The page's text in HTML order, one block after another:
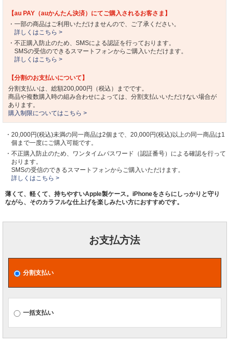
【au PAY（auかんたん決済）にてご購入されるお客さま】
・一部の商品はご利用いただけませんので、ご了承ください。
詳しくはこちら >
・不正購入防止のため、SMSによる認証を行っております。
SMSの受信のできるスマートフォンからご購入いただけます。
詳しくはこちら >
【分割のお支払いについて】
分割支払いは、総額200,000円（税込）までです。
商品や複数購入時の組み合わせによっては、分割支払いいただけない場合が
あります。
購入制限についてはこちら >
・20,000円(税込)未満の同一商品は2個まで、20,000円(税込)以上の同一商品は1
個まで一度にご購入可能です。
・不正購入防止のため、ワンタイムパスワード（認証番号）による確認を行って
おります。
SMSの受信のできるスマートフォンからご購入いただけます。
詳しくはこちら >
薄くて、軽くて、持ちやすいApple製ケース。iPhoneをさらにしっかりと守り
ながら、そのカラフルな仕上げを楽しみたい方におすすめです。
お支払方法
分割支払い
一括支払い